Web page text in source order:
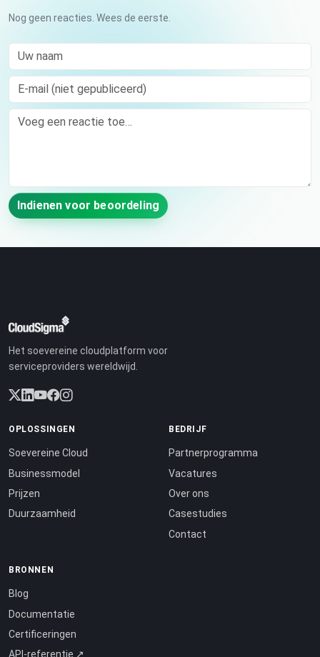
Nog geen reacties. Wees de eerste.
Uw naam
E-mail (niet gepubliceerd)
Comment
Indienen voor beoordeling
Het soevereine cloudplatform voor
serviceproviders wereldwijd.
OPLOSSINGEN
Soevereine Cloud
Businessmodel
Prijzen
Duurzaamheid
BEDRIJF
Partnerprogramma
Vacatures
Over ons
Casestudies
Contact
BRONNEN
Blog
Documentatie
Certificeringen
API-referentie ↗